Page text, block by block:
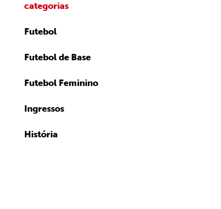
categorias
Futebol
Futebol de Base
Futebol Feminino
Ingressos
História